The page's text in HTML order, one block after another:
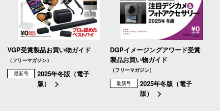
VGP受賞製品お買い物ガイド
（フリーマガジン）
最新号
2025年冬版（電子
版）
DGPイメージングアワード受賞
製品お買い物ガイド
（フリーマガジン）
最新号
2025年冬版（電子
版）